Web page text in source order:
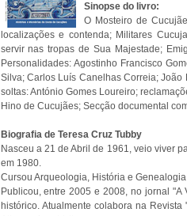
Sinopse do livro:
O Mosteiro de
localizações e contenda; Militares
servir nas tropas de Sua Majestade;
Personalidades: Agostinho Francisco
Silva; Carlos Luís Canelhas Correia; João
soltas: António Gomes Loureiro;
Hino de Cucujães; Secção documental
Biografia de Teresa Cruz Tubby
Nasceu a 21 de Abril de 1961, veio viver
em 1980.
Cursou Arqueologia, História e
Publicou, entre 2005 e 2008, no jornal
histórico. Atualmente colabora na